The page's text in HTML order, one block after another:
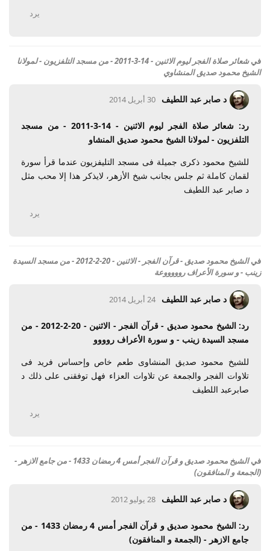
يرد
في
شعائر صلاة الفجر ليوم الاثنين - 14-3-2011 - من مسجد التلفزيون - لمولانا
الشيخ محمود صديق المنشاوي
د صابر عبد اللطيف 30 أبريل 2014
رد: شعائر صلاة الفجر ليوم الاثنين - 14-3-2011 - من مسجد
التلفزيون - لمولانا الشيخ محمود صديق المنشاو
للشيخ محمود ذكرى جميلة فى مسجد التليفزيون عندما قرأ سورة
لقمان كاملة ثم جلس بجانب شيخ الأزهر، لايذكر هذا إلا محب مثل
د صابر عبد اللطيف
يرد
في
الشيخ محمود صديق - قرآن الفجر - الاثنين - 20-2-2012 - من مسجد السيدة
زينب - و سورة الأعراف روووووعة
د صابر عبد اللطيف 24 أبريل 2014
رد: الشيخ محمود صديق - قرآن الفجر - الاثنين - 20-2-2012 - من
مسجد السيدة زينب - و سورة الأعراف روووو
للشيخ محمود صديق المنشاوى طعم خاص وإحساس فريد فى
تلاوات الفجر والجمعة عن تلاوات العزاء فهل توفقنى على ذلك د
صابرعبد اللطيف
يرد
في
الشيخ محمود صديق و قرآن الفجر أمس 4 رمضان 1433 - من جامع الازهر -
(الجمعة و المنافقون)
د صابر عبد اللطيف 28 يوليو 2012
رد: الشيخ محمود صديق و قرآن الفجر أمس 4 رمضان 1433 - من
جامع الازهر - (الجمعة و المنافقون)